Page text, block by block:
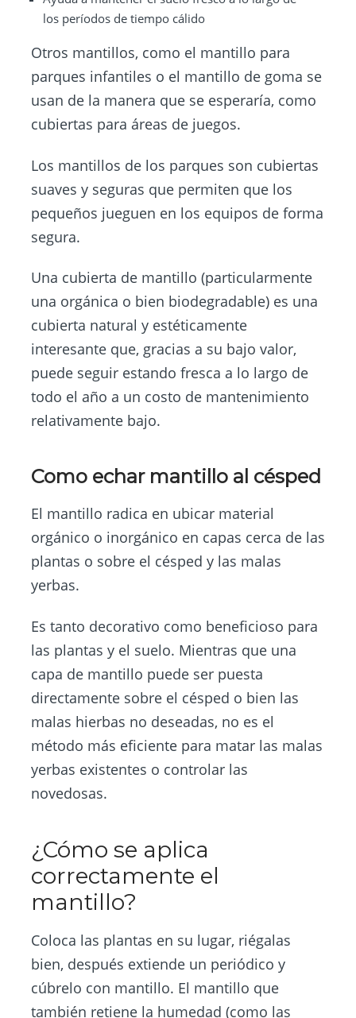
los períodos de tiempo cálido
Otros mantillos, como el mantillo para
parques infantiles o el mantillo de goma se
usan de la manera que se esperaría, como
cubiertas para áreas de juegos.
Los mantillos de los parques son cubiertas
suaves y seguras que permiten que los
pequeños jueguen en los equipos de forma
segura.
Una cubierta de mantillo (particularmente
una orgánica o bien biodegradable) es una
cubierta natural y estéticamente
interesante que, gracias a su bajo valor,
puede seguir estando fresca a lo largo de
todo el año a un costo de mantenimiento
relativamente bajo.
Como echar mantillo al césped
El mantillo radica en ubicar material
orgánico o inorgánico en capas cerca de las
plantas o sobre el césped y las malas
yerbas.
Es tanto decorativo como beneficioso para
las plantas y el suelo. Mientras que una
capa de mantillo puede ser puesta
directamente sobre el césped o bien las
malas hierbas no deseadas, no es el
método más eficiente para matar las malas
yerbas existentes o controlar las
novedosas.
¿Cómo se aplica
correctamente el
mantillo?
Coloca las plantas en su lugar, riégalas
bien, después extiende un periódico y
cúbrelo con mantillo. El mantillo que
también retiene la humedad (como las